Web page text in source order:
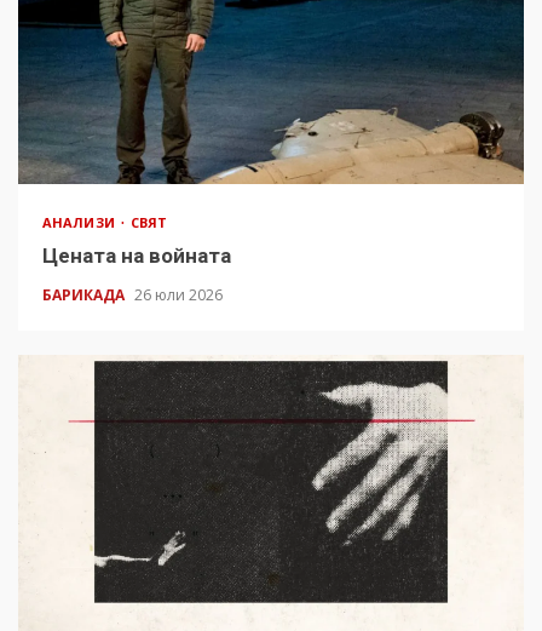
АНАЛИЗИ СВЯТ
Цената на войната
БАРИКАДА 26 юли 2026